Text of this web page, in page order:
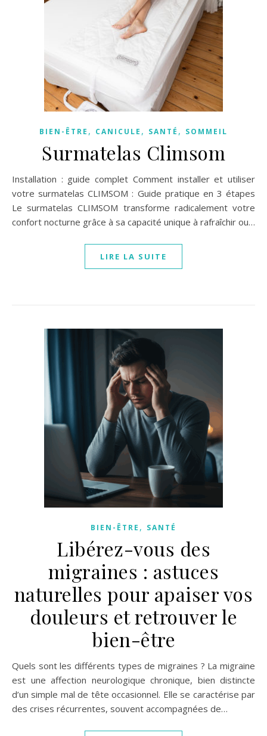
BIEN-ÊTRE , CANICULE , SANTÉ , SOMMEIL
Surmatelas Climsom
Installation : guide complet Comment installer et utiliser
votre surmatelas CLIMSOM : Guide pratique en 3 étapes
Le surmatelas CLIMSOM transforme radicalement votre
confort nocturne grâce à sa capacité unique à rafraîchir ou…
LIRE LA SUITE
BIEN-ÊTRE , SANTÉ
Libérez-vous des
migraines : astuces
naturelles pour apaiser vos
douleurs et retrouver le
bien-être
Quels sont les différents types de migraines ? La migraine
est une affection neurologique chronique, bien distincte
d’un simple mal de tête occasionnel. Elle se caractérise par
des crises récurrentes, souvent accompagnées de…